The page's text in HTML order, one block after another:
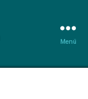
Menü